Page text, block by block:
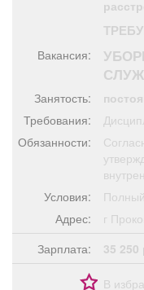
Товары
ТВ программа Я
Вакансия:
Занятость:
Требования:
Обязанности:
Условия:
Адрес:
г
Зарплата:
35 250
В